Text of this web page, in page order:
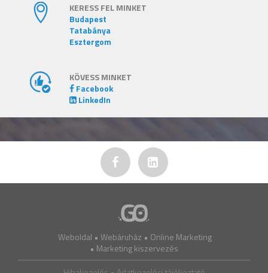
KERESS FEL MINKET
Budapest
Tatabánya
Esztergom
KÖVESS MINKET
Facebook
LinkedIn
Weboldal • Webáruház • Online Marketing
• Marketing kiszervezés